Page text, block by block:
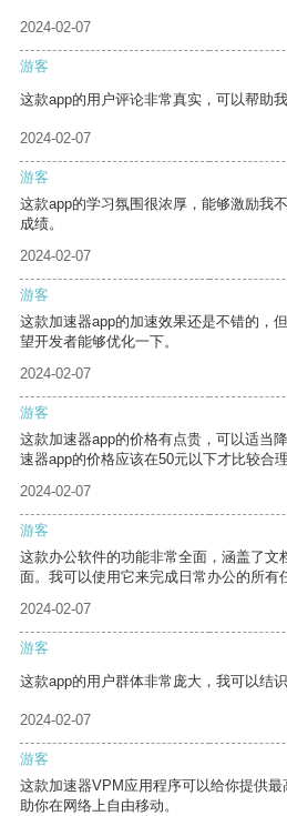
2024-02-07
游客
这款app的用户评论非常真实，可以帮助
2024-02-07
游客
这款app的学习氛围很浓厚，能够激励我
成绩。
2024-02-07
游客
这款加速器app的加速效果还是不错的，
望开发者能够优化一下。
2024-02-07
游客
这款加速器app的价格有点贵，可以适当
速器app的价格应该在50元以下才比较合理
2024-02-07
游客
这款办公软件的功能非常全面，涵盖了文
面。我可以使用它来完成日常办公的所有
2024-02-07
游客
这款app的用户群体非常庞大，我可以结
2024-02-07
游客
这款加速器VPM应用程序可以给你提供
助你在网络上自由移动。